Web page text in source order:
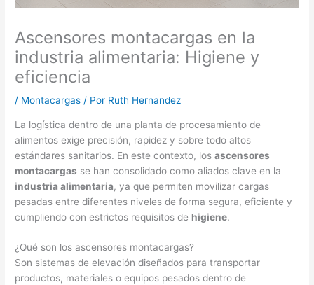
Ascensores montacargas en la
industria alimentaria: Higiene y
eficiencia
/ Montacargas / Por Ruth Hernandez
La logística dentro de una planta de procesamiento de
alimentos exige precisión, rapidez y sobre todo altos
estándares sanitarios. En este contexto, losascensores
montacargas se han consolidado como aliados clave en la
industria alimentaria, ya que permiten movilizar cargas
pesadas entre diferentes niveles de forma segura, eficiente y
cumpliendo con estrictos requisitos de higiene.
¿Qué son los ascensores montacargas?
Son sistemas de elevación diseñados para transportar
productos, materiales o equipos pesados dentro de